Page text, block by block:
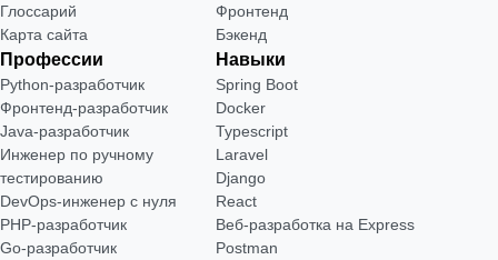
Глоссарий
Карта сайта
Фронтенд
Бэкенд
Профессии
Python-разработчик
Фронтенд-разработчик
Java-разработчик
Инженер по ручному
тестированию
DevOps-инженер с нуля
РНР-разработчик
Go-разработчик
Навыки
Spring Boot
Docker
Typescript
Laravel
Django
React
Веб-разработка на Express
Postman